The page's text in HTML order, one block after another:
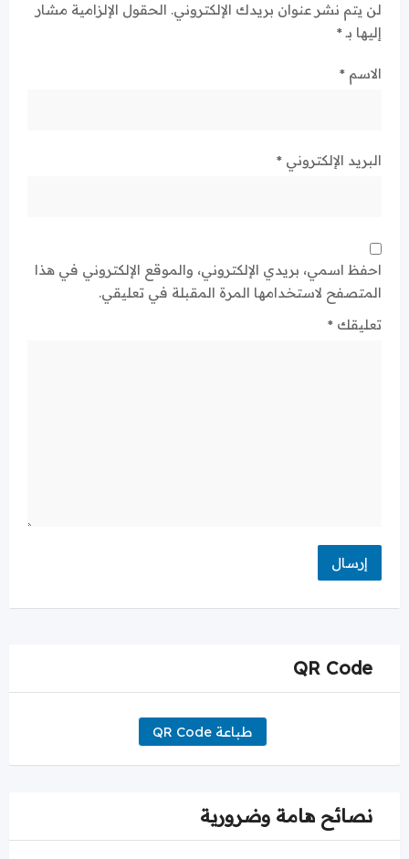
لن يتم نشر عنوان بريدك الإلكتروني. الحقول الإلزامية مشار
إليها بـ*
الاسم *
البريد الإلكتروني *
احفظ اسمي، بريدي الإلكتروني، والموقع الإلكتروني في هذا
المتصفح لاستخدامها المرة المقبلة في تعليقي.
تعليقك *
QR Code
طباعة QR Code
نصائح هامة وضرورية